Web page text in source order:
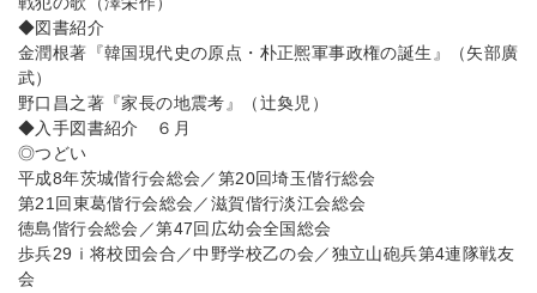
◆図書紹介
金潤根著『韓国現代史の原点・朴正熈軍事政権の誕生』（矢部廣
武）
野口昌之著『家長の地震考』（辻奐児）
◆入手図書紹介 ６月
◎つどい
平成8年茨城偕行会総会／第20回埼玉偕行総会
第21回東葛偕行会総会／滋賀偕行淡江会総会
徳島偕行会総会／第47回広幼会全国総会
歩兵29ｉ将校団会合／中野学校乙の会／独立山砲兵第4連隊戦友
会